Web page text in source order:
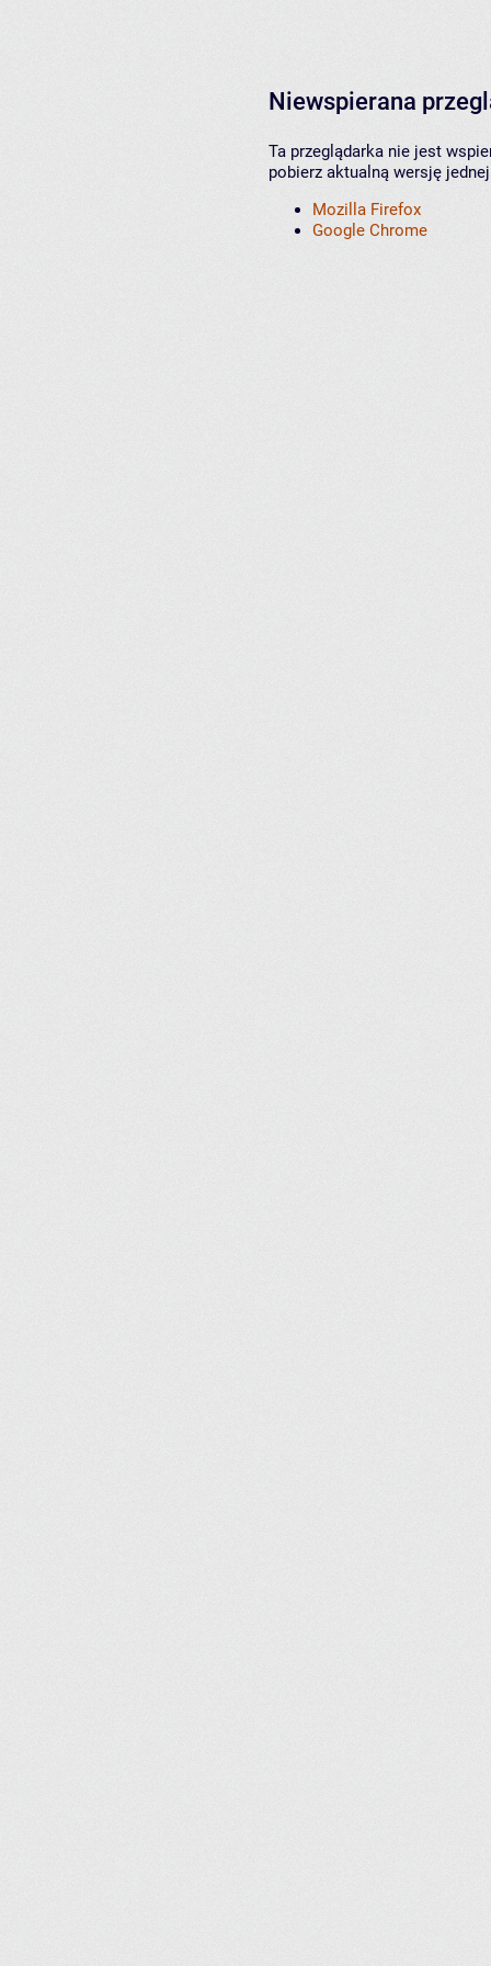
Niewspierana
Ta przeglądarka nie jest
pobierz aktualną wersję
Mozilla Firefox
Google Chrome